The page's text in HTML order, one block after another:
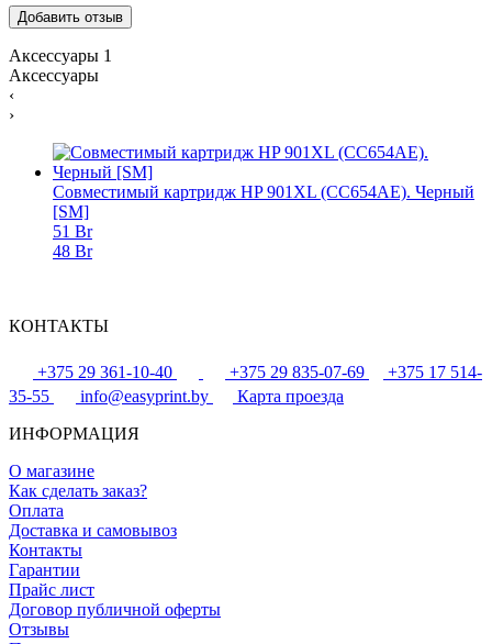
Аксессуары 1
Аксессуары
‹
›
Совместимый картридж HP 901XL (CC654AE). Черный
[SM]
51 Br
48 Br
КОНТАКТЫ
+375 29 361-10-40 +375 29 835-07-69
+375 17 514-
35-55
info@easyprint.by
Карта проезда
ИНФОРМАЦИЯ
О магазине
Как сделать заказ?
Оплата
Доставка и самовывоз
Контакты
Гарантии
Прайс лист
Договор публичной оферты
Отзывы